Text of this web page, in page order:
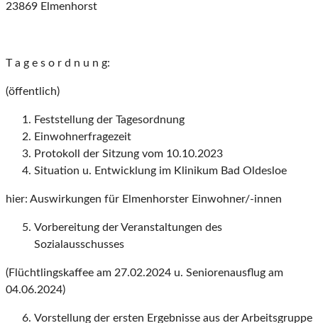
23869 Elmenhorst
T a g e s o r d n u n g:
(öffentlich)
Feststellung der Tagesordnung
Einwohnerfragezeit
Protokoll der Sitzung vom 10.10.2023
Situation u. Entwicklung im Klinikum Bad Oldesloe
hier: Auswirkungen für Elmenhorster Einwohner/-innen
Vorbereitung der Veranstaltungen des
Sozialausschusses
(Flüchtlingskaffee am 27.02.2024 u. Seniorenausflug am
04.06.2024)
Vorstellung der ersten Ergebnisse aus der Arbeitsgruppe